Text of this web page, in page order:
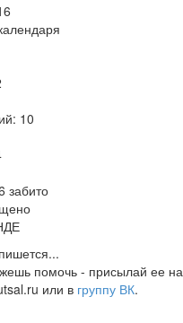
10
забито
помочь - присылай ее на
или в группу ВК.